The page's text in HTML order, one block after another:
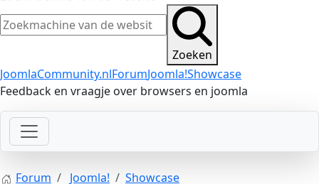
Zoeken
JoomlaCommunity.nlForumJoomla!Showcase
Feedback en vraagje over browsers en joomla
Forum Joomla! Showcase